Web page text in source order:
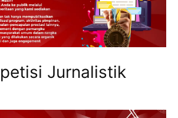
Jurnalistik